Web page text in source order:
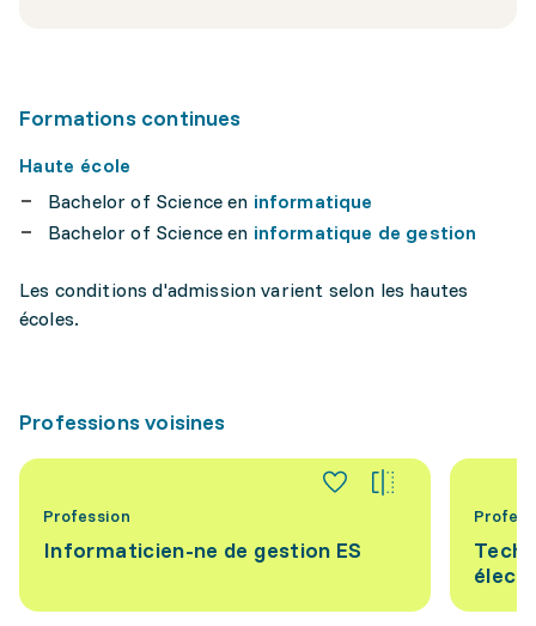
Formations continues
Haute école
Bachelor of Science en informatique
Bachelor of Science en informatique de gestion
Les conditions d'admission varient selon les hautes
écoles.
Professions voisines
Profession
Informaticien-ne de gestion ES